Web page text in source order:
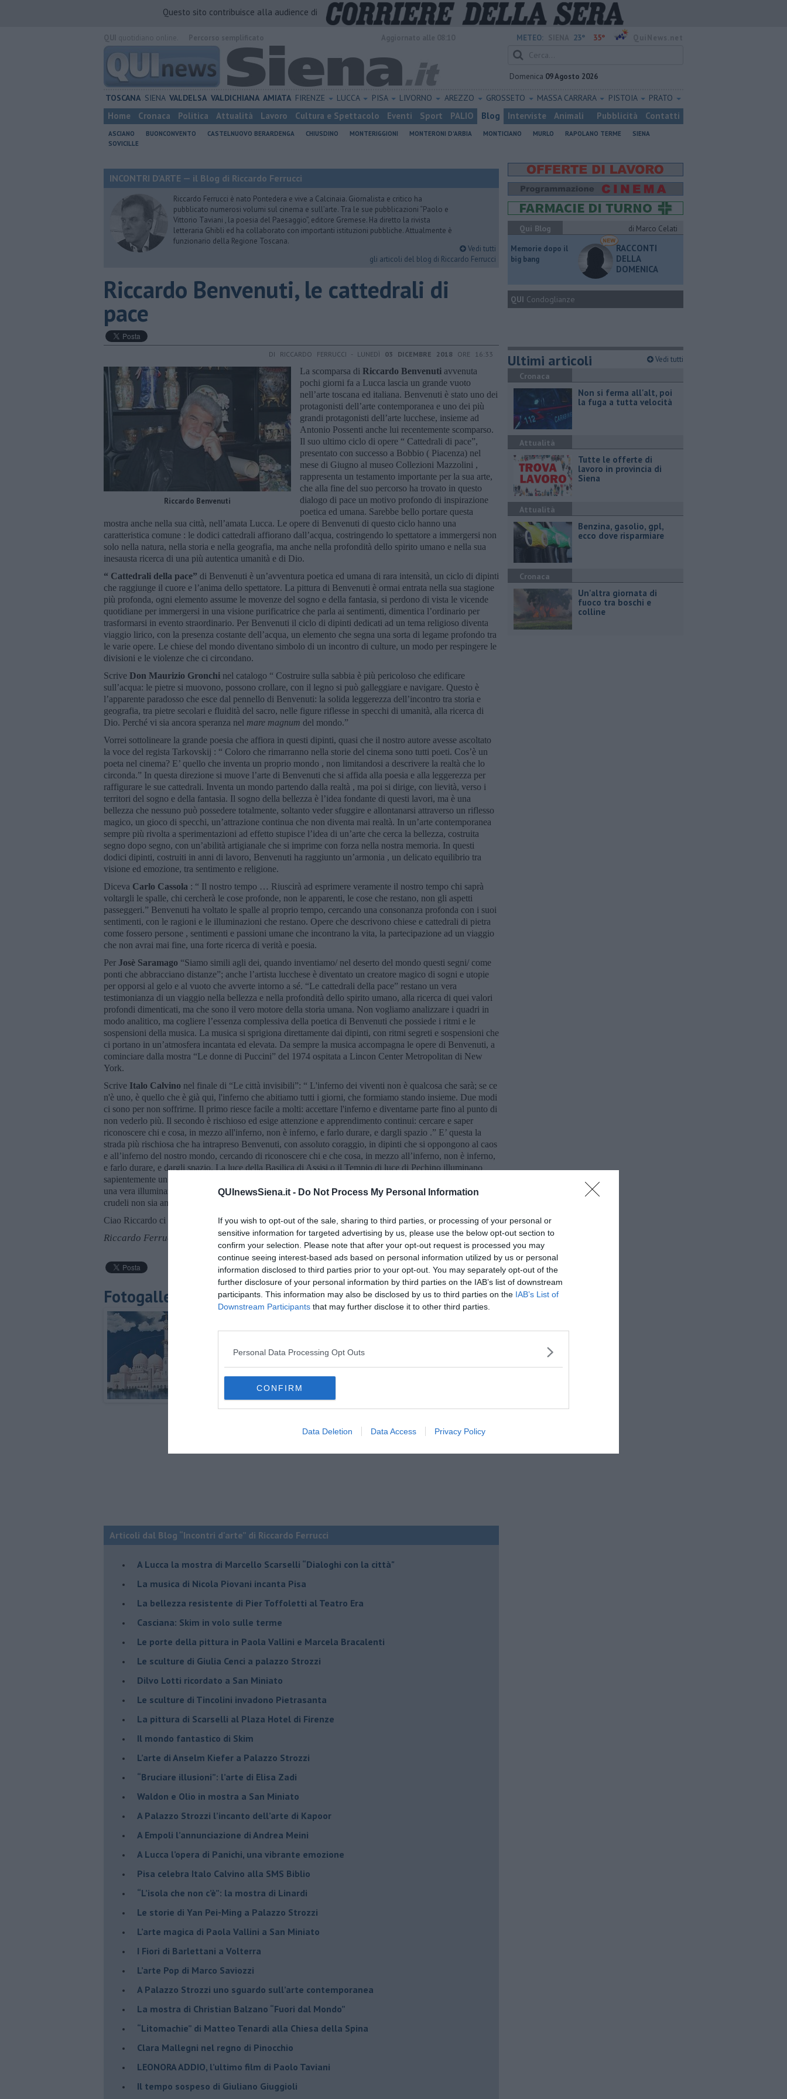
QUInewsSiena.it - Do Not Process My Personal Information
If you wish to opt-out of the sale, sharing to third parties, or processing of your personal or
sensitive information for targeted advertising by us, please use the below opt-out section to
confirm your selection. Please note that after your opt-out request is processed you may
continue seeing interest-based ads based on personal information utilized by us or personal
information disclosed to third parties prior to your opt-out. You may separately opt-out of the
further disclosure of your personal information by third parties on the IAB’s list of downstream
participants. This information may also be disclosed by us to third parties on the IAB’s List of
Downstream Participants that may further disclose it to other third parties.
Personal Data Processing Opt Outs
CONFIRM
Data Deletion Data Access Privacy Policy
Questo sito contribuisce alla audience di
METEO: 23° 35°
Domenica 09 Agosto 2026
TOSCANA SIENA VALDELSA VALDICHIANA AMIATA FIRENZE LUCCA PISA LIVORNO AREZZO GROSSETO MASSA CARRARA PISTOIA PRATO
Home Cronaca Politica Attualità Lavoro Cultura e Spettacolo Eventi Sport PALIO Blog Interviste Animali Pubblicità Contatti
ASCIANO BUONCONVENTO CASTELNUOVO BERARDENGA CHIUSDINO MONTERIGGIONI MONTERONI D'ARBIA MONTICIANO MURLO RAPOLANO TERME
SIENA
SOVICILLE
INCONTRI D'ARTE — il Blog di Riccardo Ferrucci
Riccardo Ferrucci è nato Pontedera e vive a Calcinaia. Giornalista e critico ha
pubblicato numerosi volumi sul cinema e sull’arte. Tra le sue pubblicazioni “Paolo e
Vittorio Taviani , la poesia del Paesaggio”, editore Gremese. Ha diretto la rivista
letteraria Ghibli ed ha collaborato con importanti istituzioni pubbliche. Attualmente è
funzionario della Regione Toscana.
Vedi tutti
gli articoli del blog di Riccardo Ferrucci
​Riccardo Benvenuti, le cattedrali di
pace
DI RICCARDO FERRUCCI - LUNEDÌ 03 DICEMBRE 2018 ORE 16:33
Riccardo Benvenuti
La scomparsa di Riccardo Benvenuti avvenuta
pochi giorni fa a Lucca lascia un grande vuoto
nell’arte toscana ed italiana. Benvenuti è stato uno dei
protagonisti dell’arte contemporanea e uno dei più
grandi protagonisti dell’arte lucchese, insieme ad
Antonio Possenti anche lui recentemente scomparso.
Il suo ultimo ciclo di opere “ Cattedrali di pace”,
presentato con successo a Bobbio ( Piacenza) nel
mese di Giugno al museo Collezioni Mazzolini ,
rappresenta un testamento importante per la sua arte,
che alla fine del suo percorso ha trovato in questo
dialogo di pace un motivo profondo di inspirazione
poetica ed umana. Sarebbe bello portare questa
mostra anche nella sua città, nell’amata Lucca. Le opere di Benvenuti di questo ciclo hanno una
caratteristica comune : le dodici cattedrali affiorano dall’acqua, costringendo lo spettatore a immergersi non
solo nella natura, nella storia e nella geografia, ma anche nella profondità dello spirito umano e nella sua
inesausta ricerca di una più autentica umanità e di Dio.
“ Cattedrali della pace” di Benvenuti è un’avventura poetica ed umana di rara intensità, un ciclo di dipinti
che raggiunge il cuore e l’anima dello spettatore. La pittura di Benvenuti è ormai entrata nella sua stagione
più profonda, ogni elemento assume le movenze del sogno e della fantasia, si perdono di vista le vicende
quotidiane per immergersi in una visione purificatrice che parla ai sentimenti, dimentica l’ordinario per
trasformarsi in evento straordinario. Per Benvenuti il ciclo di dipinti dedicati ad un tema religioso diventa
viaggio lirico, con la presenza costante dell’acqua, un elemento che segna una sorta di legame profondo tra
le varie opere. Le chiese del mondo diventano simbolo di un incontro di culture, un modo per respingere le
divisioni e le violenze che ci circondano.
Scrive Don Maurizio Gronchi nel catalogo “ Costruire sulla sabbia è più pericoloso che edificare
sull’acqua: le pietre si muovono, possono crollare, con il legno si può galleggiare e navigare. Questo è
l’apparente paradosso che esce dal pennello di Benvenuti: la solida leggerezza dell’incontro tra storia e
geografia, tra pietre secolari e fluidità del sacro, nelle figure riflesse in specchi di umanità, alla ricerca di
Dio. Perché vi sia ancora speranza nel mare magnum del mondo.”
Vorrei sottolineare la grande poesia che affiora in questi dipinti, quasi che il nostro autore avesse ascoltato
la voce del regista Tarkovskij : “ Coloro che rimarranno nella storie del cinema sono tutti poeti. Cos’è un
poeta nel cinema? E’ quello che inventa un proprio mondo , non limitandosi a descrivere la realtà che lo
circonda.” In questa direzione si muove l’arte di Benvenuti che si affida alla poesia e alla leggerezza per
raffigurare le sue cattedrali. Inventa un mondo partendo dalla realtà , ma poi si dirige, con lievità, verso i
territori del sogno e della fantasia. Il sogno della bellezza è l’idea fondante di questi lavori, ma è una
bellezza che nessuno può possedere totalmente, soltanto veder sfuggire e allontanarsi attraverso un riflesso
magico, un gioco di specchi, un’attrazione continua che non diventa mai realtà. In un’arte contemporanea
sempre più rivolta a sperimentazioni ad effetto stupisce l’idea di un’arte che cerca la bellezza, costruita
segno dopo segno, con un’abilità artigianale che si imprime con forza nella nostra memoria. In questi
dodici dipinti, costruiti in anni di lavoro, Benvenuti ha raggiunto un’armonia , un delicato equilibrio tra
visione ed emozione, tra sentimento e religione.
Diceva Carlo Cassola : “ Il nostro tempo … Riuscirà ad esprimere veramente il nostro tempo chi saprà
voltargli le spalle, chi cercherà le cose profonde, non le apparenti, le cose che restano, non gli aspetti
passeggeri.” Benvenuti ha voltato le spalle al proprio tempo, cercando una consonanza profonda con i suoi
sentimenti, con le ragioni e le illuminazioni che restano. Opere che descrivono chiese e cattedrali di pietra
come fossero persone , sentimenti e passioni umane che incontrano la vita, la partecipazione ad un viaggio
che non avrai mai fine, una forte ricerca di verità e poesia.
Per Josè Saramago “Siamo simili agli dei, quando inventiamo/ nel deserto del mondo questi segni/ come
ponti che abbracciano distanze”; anche l’artista lucchese è diventato un creatore magico di sogni e utopie
per opporsi al gelo e al vuoto che avverte intorno a sé. “Le cattedrali della pace” restano un vera
testimonianza di un viaggio nella bellezza e nella profondità dello spirito umano, alla ricerca di quei valori
profondi dimenticati, ma che sono il vero motore della storia umana. Non vogliamo analizzare i quadri in
modo analitico, ma cogliere l’essenza complessiva della poetica di Benvenuti che possiede i ritmi e le
sospensioni della musica. La musica si sprigiona direttamente dai dipinti, con ritmi segreti e sospensioni che
ci portano in un’atmosfera incantata ed elevata. Da sempre la musica accompagna le opere di Benvenuti, a
cominciare dalla mostra “Le donne di Puccini” del 1974 ospitata a Lincon Center Metropolitan di New
York.
Scrive Italo Calvino nel finale di “Le città invisibili”: “ L'inferno dei viventi non è qualcosa che sarà; se ce
n'è uno, è quello che è già qui, l'inferno che abitiamo tutti i giorni, che formiamo stando insieme. Due modi
ci sono per non soffrirne. Il primo riesce facile a molti: accettare l'inferno e diventarne parte fino al punto di
non vederlo più. Il secondo è rischioso ed esige attenzione e apprendimento continui: cercare e saper
riconoscere chi e cosa, in mezzo all'inferno, non è inferno, e farlo durare, e dargli spazio .” E’ questa la
strada più rischiosa che ha intrapreso Benvenuti, con assoluto coraggio, in dipinti che si oppongono al caos
e all’inferno del nostro mondo, cercando di riconoscere chi e che cosa, in mezzo all’inferno, non è inferno,
e farlo durare, e dargli spazio. La luce della Basilica di Assisi o il Tempio di luce di Pechino illuminano
sapientemente un luogo di vita e verità, che supera il caos contemporaneo per trovare una nuova armonia,
una vera illuminazione. Noi spettatori restiamo in questo luogo magico, convinti che l’epoca dei miracoli
crudeli non sia ancora conclusa.
Ciao Riccardo ci manca già il tuo sorriso e la tua arte.
Riccardo Ferrucci
Fotogallery
Articoli dal Blog “Incontri d'arte” di Riccardo Ferrucci
A Lucca la mostra di Marcello Scarselli “Dialoghi con la città"
​La musica di Nicola Piovani incanta Pisa
​La bellezza resistente di Pier Toffoletti al Teatro Era
​Casciana: Skim in volo sulle terme
​Le porte della pittura in Paola Vallini e Marcela Bracalenti
​Le sculture di Giulia Cenci a palazzo Strozzi
​Dilvo Lotti ricordato a San Miniato
​Le sculture di Tincolini invadono Pietrasanta
La pittura di Scarselli al Plaza Hotel di Firenze
​Il mondo fantastico di Skim
​L’arte di Anselm Kiefer a Palazzo Strozzi
​“Bruciare illusioni”: l’arte di Elisa Zadi
​Waldon e Olio in mostra a San Miniato
​A Palazzo Strozzi l’incanto dell’arte di Kapoor
​A Empoli l’annunciazione di Andrea Meini
A Lucca l’opera di Panichi, una vibrante emozione
Pisa celebra Italo Calvino alla SMS Biblio
“L’isola che non c’è”: la mostra di Linardi
​Le storie di Yan Pei-Ming a Palazzo Strozzi
​L’arte magica di Paola Vallini a San Miniato
​I Fiori di Barlettani a Volterra
​L’arte Pop di Marco Saviozzi
​A Palazzo Strozzi uno sguardo sull’arte contemporanea
La mostra di Christian Balzano “Fuori dal Mondo”
​“Litomachie” di Matteo Tenardi alla Chiesa della Spina
​Clara Mallegni nel regno di Pinocchio
​LEONORA ADDIO, l’ultimo film di Paolo Taviani
Il tempo sospeso di Giuliano Giuggioli
Qui Blog
di Marco Celati
Memorie dopo il
big bang
RACCONTI
DELLA
DOMENICA
QUI Condoglianze
Ultimi articoli Vedi tutti
Cronaca
Non si ferma all'alt, poi
la fuga a tutta velocità
Attualità
​Tutte le offerte di
lavoro in provincia di
Siena
Attualità
​Benzina, gasolio, gpl,
ecco dove risparmiare
Cronaca
Un'altra giornata di
fuoco tra boschi e
colline